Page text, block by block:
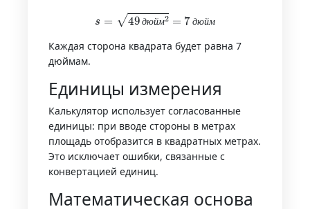
д ю йм д ю йм
дюйм2=
Каждая сторона квадрата будет равна 7
дюймам.
Единицы измерения
Калькулятор использует согласованные
единицы: при вводе стороны в метрах
площадь отобразится в квадратных метрах.
Это исключает ошибки, связанные с
конвертацией единиц.
Математическая основа